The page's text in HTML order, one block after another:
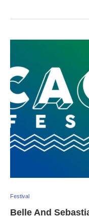
Festival
Belle And